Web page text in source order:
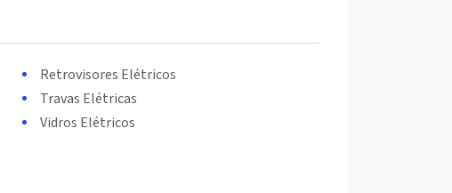
Retrovisores Elétricos
Travas Elétricas
Vidros Elétricos